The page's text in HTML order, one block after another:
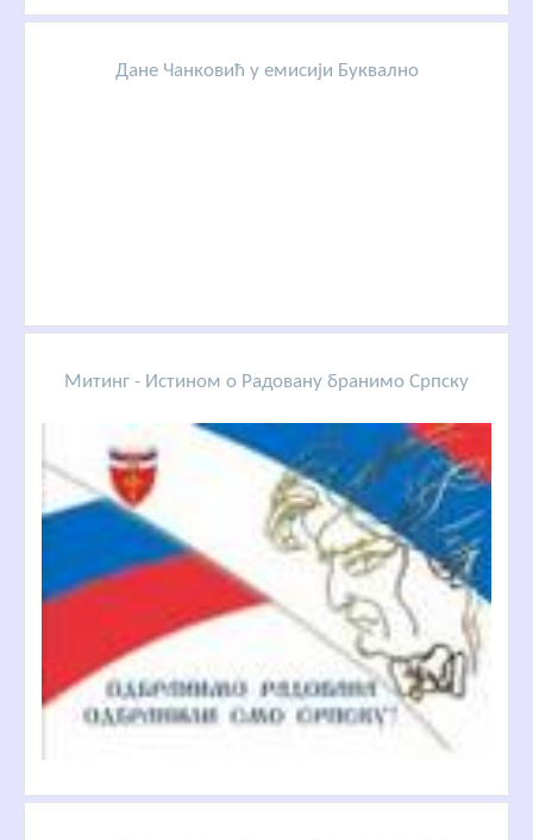
Дане Чанковић у емисији Буквално
Митинг - Истином о Радовану бранимо Српску